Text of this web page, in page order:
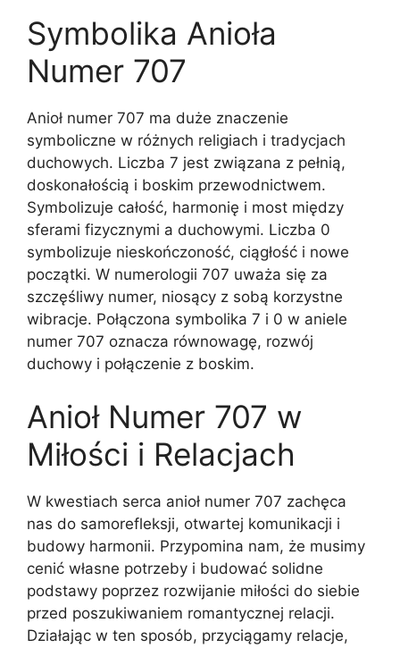
Symbolika Anioła
Numer 707
Anioł numer 707 ma duże znaczenie
symboliczne w różnych religiach i tradycjach
duchowych. Liczba 7 jest związana z pełnią,
doskonałością i boskim przewodnictwem.
Symbolizuje całość, harmonię i most między
sferami fizycznymi a duchowymi. Liczba 0
symbolizuje nieskończoność, ciągłość i nowe
początki. W numerologii 707 uważa się za
szczęśliwy numer, niosący z sobą korzystne
wibracje. Połączona symbolika 7 i 0 w aniele
numer 707 oznacza równowagę, rozwój
duchowy i połączenie z boskim.
Anioł Numer 707 w
Miłości i Relacjach
W kwestiach serca anioł numer 707 zachęca
nas do samorefleksji, otwartej komunikacji i
budowy harmonii. Przypomina nam, że musimy
cenić własne potrzeby i budować solidne
podstawy poprzez rozwijanie miłości do siebie
przed poszukiwaniem romantycznej relacji.
Działając w ten sposób, przyciągamy relacje,